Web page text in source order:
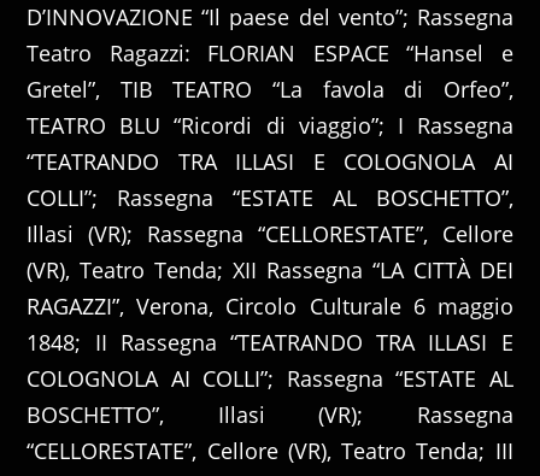
D’INNOVAZIONE “Il paese del vento”; Rassegna
Teatro Ragazzi: FLORIAN ESPACE “Hansel e
Gretel”, TIB TEATRO “La favola di Orfeo”,
TEATRO BLU “Ricordi di viaggio”; I Rassegna
“TEATRANDO TRA ILLASI E COLOGNOLA AI
COLLI”; Rassegna “ESTATE AL BOSCHETTO”,
Illasi (VR); Rassegna “CELLORESTATE”, Cellore
(VR), Teatro Tenda; XII Rassegna “LA CITTÀ DEI
RAGAZZI”, Verona, Circolo Culturale 6 maggio
1848; II Rassegna “TEATRANDO TRA ILLASI E
COLOGNOLA AI COLLI”; Rassegna “ESTATE AL
BOSCHETTO”, Illasi (VR); Rassegna
“CELLORESTATE”, Cellore (VR), Teatro Tenda; III